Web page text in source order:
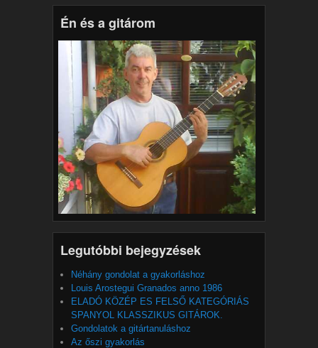
Én és a gitárom
Legutóbbi bejegyzések
Néhány gondolat a gyakorláshoz
Louis Arostegui Granados anno 1986
ELADÓ KÖZÉP ES FELSŐ KATEGÓRIÁS
SPANYOL KLASSZIKUS GITÁROK.
Gondolatok a gitártanuláshoz
Az őszi gyakorlás